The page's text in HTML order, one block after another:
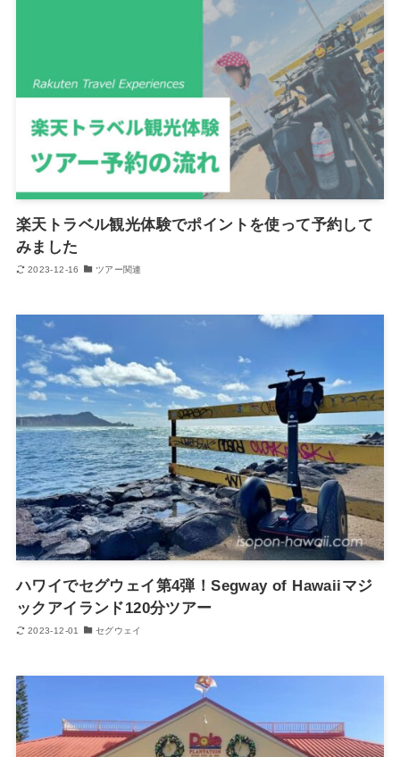
楽天トラベル観光体験でポイントを使って予約して
みました
2023-12-16 ツアー関連
ハワイでセグウェイ第4弾！Segway of Hawaiiマジ
ックアイランド120分ツアー
2023-12-01 セグウェイ